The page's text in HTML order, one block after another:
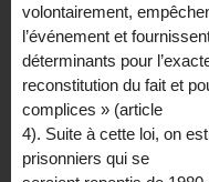
volontairement,
l’événement et
déterminants pour
reconstitution du fait et
complices » (article
4). Suite à cette loi, on
prisonniers qui se